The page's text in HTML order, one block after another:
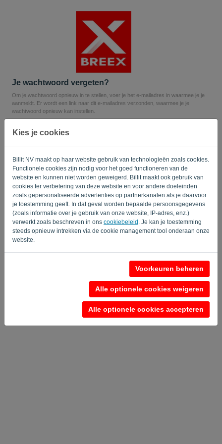
Kies je cookies
Billit NV maakt op haar website gebruik van technologieën zoals cookies.
Functionele cookies zijn nodig voor het goed functioneren van de
website en kunnen niet worden geweigerd. Billit maakt ook gebruik van
cookies ter verbetering van deze website en voor andere doeleinden
zoals gepersonaliseerde advertenties op partnerkanalen als je daarvoor
je toestemming geeft. In dat geval worden bepaalde persoonsgegevens
(zoals informatie over je gebruik van onze website, IP-adres, enz.)
verwerkt zoals beschreven in ons cookiebeleid . Je kan je toestemming
steeds opnieuw intrekken via de cookie management tool onderaan onze
website.
Voorkeuren beheren
Alle optionele cookies weigeren
Alle optionele cookies accepteren
Je wachtwoord vergeten?
Om je wachtwoord opnieuw in te stellen, voer je het e-mailadres in waarmee je je
aanmeldt. Er wordt een link naar dit e-mailadres verzonden, waarmee je je
wachtwoord opnieuw kan instellen.
Geen robot? Vul dan ' ' in.
VERSTUUR LINK
Terug naar login
Privacy Policy